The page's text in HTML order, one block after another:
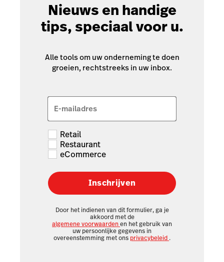
Nieuws en handige
tips, speciaal voor u.
Alle tools om uw onderneming te doen
groeien, rechtstreeks in uw inbox.
E-mailadres
Retail
Restaurant
eCommerce
Inschrijven
Door het indienen van dit formulier, ga je
akkoord met de
algemene voorwaardenen het gebruik van
uw persoonlijke gegevens in
overeenstemming met ons privacybeleid .